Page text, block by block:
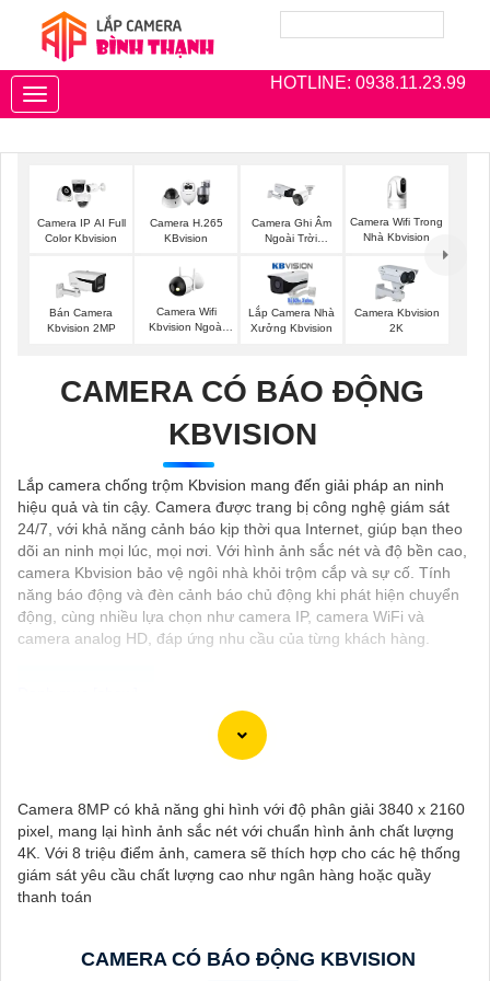
HOTLINE: 0938.11.23.99
Toggle
navigation
Camera IP AI Full
Color Kbvision
Camera H.265
KBvision
Camera Ghi Âm
Ngoài Trời
Camera Wifi Trong
Nhà Kbvision
Bán Camera
Kbvision 2MP
Camera Wifi
Kbvision Ngoài
Lắp Camera Nhà
Xưởng Kbvision
Camera Kbvision
2K
CAMERA CÓ BÁO ĐỘNG
KBVISION
Lắp camera chống trộm Kbvision mang đến giải pháp an ninh
hiệu quả và tin cậy. Camera được trang bị công nghệ giám sát
24/7, với khả năng cảnh báo kịp thời qua Internet, giúp bạn theo
dõi an ninh mọi lúc, mọi nơi. Với hình ảnh sắc nét và độ bền cao,
camera Kbvision bảo vệ ngôi nhà khỏi trộm cắp và sự cố. Tính
năng báo động và đèn cảnh báo chủ động khi phát hiện chuyển
động, cùng nhiều lựa chọn như camera IP, camera WiFi và
camera analog HD, đáp ứng nhu cầu của từng khách hàng.
Chào bạn, dưới đây là một số câu giới thiệu cho việc mua
🛃1:"Chào anh/chị! Bạn đang tìm kiếm Camera Kbvision với
chiết khấu hấp dẫn? Hãy đến với chúng tôi để nhận ưu đãi đặc
biệt và được tư vấn về giải pháp chính xác nhất cho nhu cầu an
ninh của bạn!"
️🏅️2:"Bạn muốn mua Camera Kbvision với giá ưu đãi và giải
nhất từ đội ngũ chuyên gia có kinh nghiệm!"
"Chúng tôi cam kết cung cấp Camera Kbvision chính hãng
Camera 8MP có khả năng ghi hình với độ phân giải 3840 x 2160
pixel, mang lại hình ảnh sắc nét với chuẩn hình ảnh chất lượng
4K. Với 8 triệu điểm ảnh, camera sẽ thích hợp cho các hệ thống
giám sát yêu cầu chất lượng cao như ngân hàng hoặc quầy
thanh toán
CAMERA CÓ BÁO ĐỘNG KBVISION